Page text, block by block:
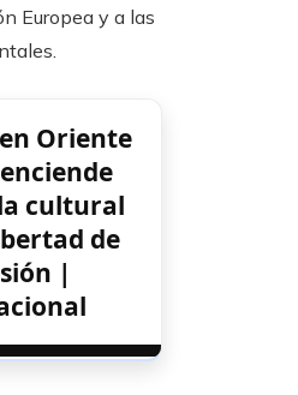
Europea y a las
Oriente
cultural
de
|